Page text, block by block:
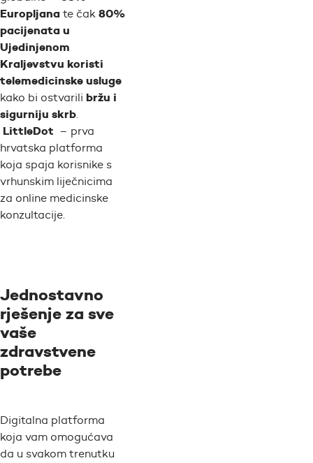
Europljana te čak 80%
pacijenata u
Ujedinjenom
Kraljevstvu koristi
telemedicinske usluge
kako bi ostvarili bržu i
sigurniju skrb.
LittleDot – prva
hrvatska platforma
koja spaja korisnike s
vrhunskim liječnicima
za online medicinske
konzultacije.
Jednostavno
rješenje za sve
vaše
zdravstvene
potrebe
Digitalna platforma
koja vam omogućava
da u svakom trenutku